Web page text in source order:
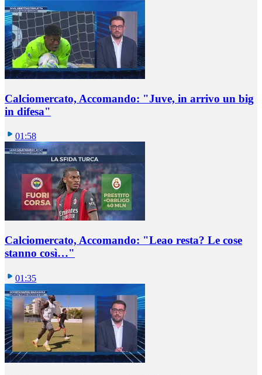
Calciomercato, Accomando: "Juve, in arrivo un big
in difesa"
01:58
Calciomercato, Accomando: "Leao resta? Le cose
stanno così…"
01:35